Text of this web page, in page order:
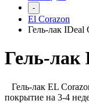
-
El Corazon
Гель-лак
Гель-лак
Гель-лак EL
покрытие на 3-4